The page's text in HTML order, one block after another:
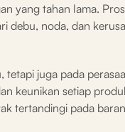
yang tahan lama.
debu, noda, dan
tetapi juga pada
keunikan setiap
tertandingi pada